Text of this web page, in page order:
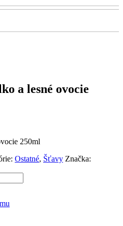
a lesné ovocie
250ml
Ostatné, Šťavy Značka: